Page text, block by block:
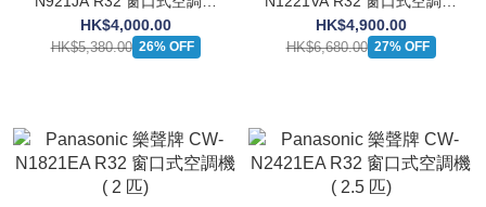
(1 匹)
HK$4,000.00
HK$5,380.00 26% OFF
( 1.5 匹)
HK$4,900.00
HK$6,680.00 27% OFF